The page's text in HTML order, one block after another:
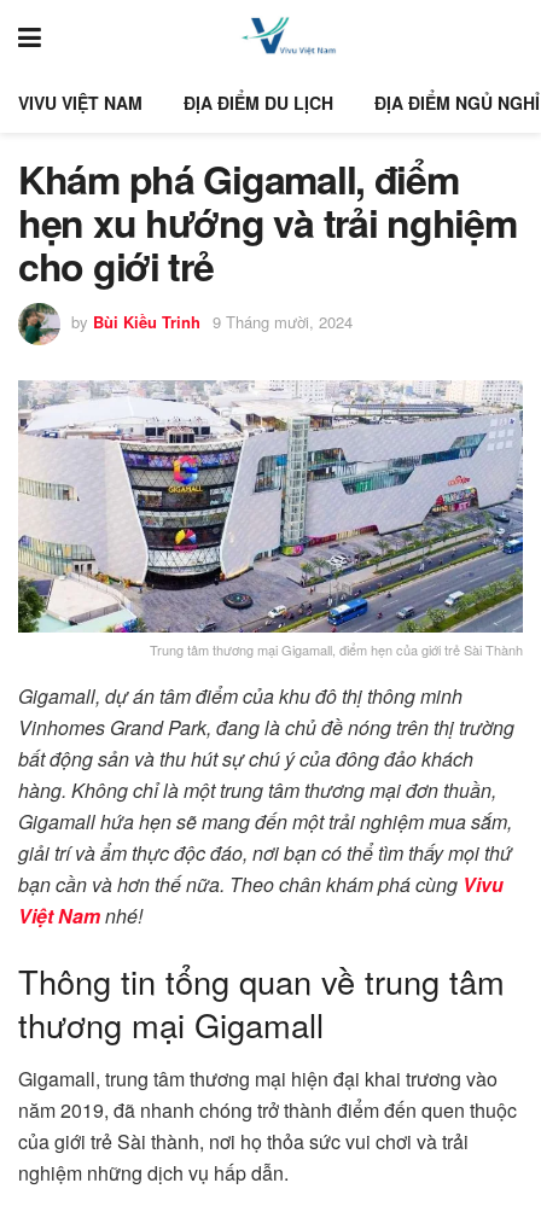
VIVU VIỆT NAM ĐỊA ĐIỂM DU LỊCH ĐỊA ĐIỂM NGỦ NGHỈ
Khám phá Gigamall, điểm
hẹn xu hướng và trải nghiệm
cho giới trẻ
by Bùi Kiều Trinh 9 Tháng mười, 2024
Trung tâm thương mại Gigamall, điểm hẹn của giới trẻ Sài Thành
Gigamall, dự án tâm điểm của khu đô thị thông minh
Vinhomes Grand Park, đang là chủ đề nóng trên thị trường
bất động sản và thu hút sự chú ý của đông đảo khách
hàng. Không chỉ là một trung tâm thương mại đơn thuần,
Gigamall hứa hẹn sẽ mang đến một trải nghiệm mua sắm,
giải trí và ẩm thực độc đáo, nơi bạn có thể tìm thấy mọi thứ
bạn cần và hơn thế nữa. Theo chân khám phá cùng Vivu
Việt Namnhé!
Thông tin tổng quan về trung tâm
thương mại Gigamall
Gigamall, trung tâm thương mại hiện đại khai trương vào
năm 2019, đã nhanh chóng trở thành điểm đến quen thuộc
của giới trẻ Sài thành, nơi họ thỏa sức vui chơi và trải
nghiệm những dịch vụ hấp dẫn.